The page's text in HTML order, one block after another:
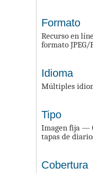
Formato
Recurso en
formato JPEG/
Idioma
Múltiples
Tipo
Imagen fija —
tapas de
Cobertura